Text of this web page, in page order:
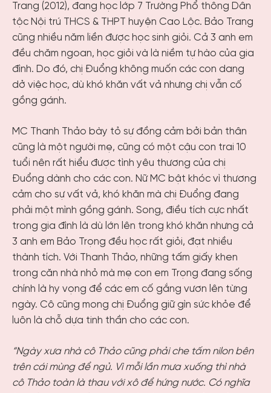
Trang (2012), đang học lớp 7 Trường Phổ thông Dân
tộc Nội trú THCS & THPT huyện Cao Lộc. Bảo Trang
cũng nhiều năm liền được học sinh giỏi. Cả 3 anh em
đều chăm ngoan, học giỏi và là niềm tự hào của gia
đình. Do đó, chị Đuổng không muốn các con dang
dở việc học, dù khó khăn vất vả nhưng chị vẫn cố
gồng gánh.
MC Thanh Thảo bày tỏ sự đồng cảm bởi bản thân
cũng là một người mẹ, cũng có một cậu con trai 10
tuổi nên rất hiểu được tình yêu thương của chị
Đuổng dành cho các con. Nữ MC bật khóc vì thương
cảm cho sự vất vả, khó khăn mà chị Đuổng đang
phải một mình gồng gánh. Song, điều tích cực nhất
trong gia đình là dù lớn lên trong khó khăn nhưng cả
3 anh em Bảo Trọng đều học rất giỏi, đạt nhiều
thành tích. Với Thanh Thảo, những tấm giấy khen
trong căn nhà nhỏ mà mẹ con em Trọng đang sống
chính là hy vọng để các em cố gắng vươn lên từng
ngày. Cô cũng mong chị Đuổng giữ gìn sức khỏe để
luôn là chỗ dựa tinh thần cho các con.
“Ngày xưa nhà cô Thảo cũng phải che tấm nilon bên
trên cái mùng để ngủ. Vì mỗi lần mưa xuống thì nhà
cô Thảo toàn là thau với xô để hứng nước. Có nghĩa